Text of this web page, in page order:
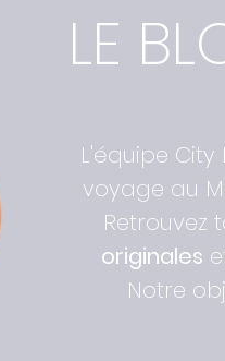
LE
L'équipe
voyage au
Retrouvez
originales
Notre